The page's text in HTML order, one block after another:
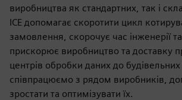
виробництва як стандартних, так і
ICE допомагає скоротити цикл
замовлення, скорочує час інженерії
прискорює виробництво та доставку
центрів обробки даних до
співпрацюємо з рядом виробників,
зростати та оптимізувати їх.